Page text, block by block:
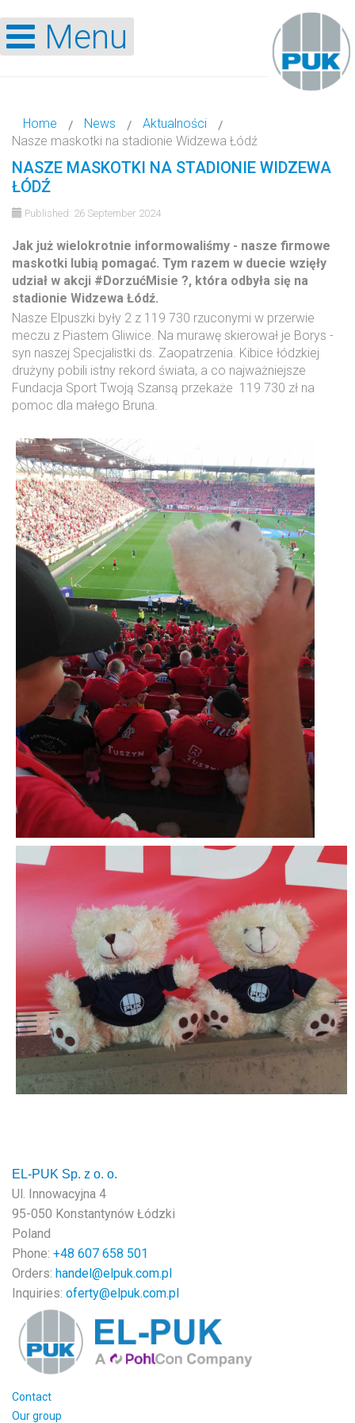
Menu
Home News
Aktualności
Nasze maskotki na stadionie Widzewa Łódź
NASZE MASKOTKI NA STADIONIE WIDZEWA
ŁÓDŹ
Published: 26 September 2024
Jak już wielokrotnie informowaliśmy - nasze firmowe
maskotki lubią pomagać. Tym razem w duecie wzięły
udział w akcji #DorzućMisie ?, która odbyła się na
stadionie Widzewa Łódź.
Nasze Elpuszki były 2 z 119 730 rzuconymi w przerwie
meczu z Piastem Gliwice. Na murawę skierował je Borys -
syn naszej Specjalistki ds. Zaopatrzenia. Kibice łódzkiej
drużyny pobili istny rekord świata, a co najważniejsze
Fundacja Sport Twoją Szansą przekaże 119 730 zł na
pomoc dla małego Bruna.
EL-PUK Sp. z o. o.
Ul. Innowacyjna 4
95-050 Konstantynów Łódzki
Poland
Phone: +48 607 658 501
Orders: handel@elpuk.com.pl
Inquiries: oferty@elpuk.com.pl
Contact
Our group